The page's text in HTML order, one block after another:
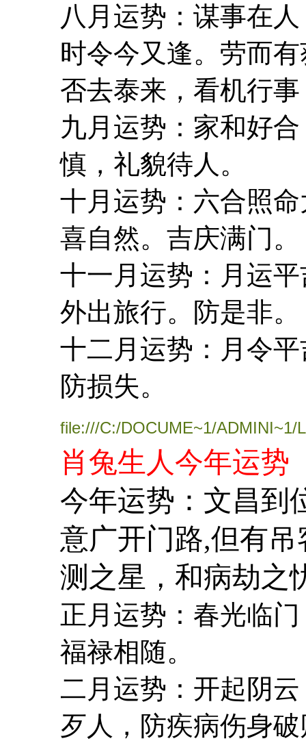
八月运势：谋事在
时令今又逢。劳而
否去泰来，看机行
九月运势：家和好
慎，礼貌待人。
十月运势：六合照
喜自然。吉庆满门。
十一月运势：月运
外出旅行。防是非。
十二月运势：月令
防损失。
file:///C:/DOCUME~1/ADMINI~1/
肖兔生人今年运势
今年运势：文昌到
意广开门路,但有吊
测之星，和病劫之
正月运势：春光临
福禄相随。
二月运势：开起阴
歹人，防疾病伤身